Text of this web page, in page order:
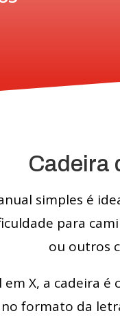
Cadeira
simples é
para
ou outros
em X, a cadeira
formato da